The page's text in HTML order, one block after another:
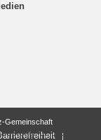
02.10.2024
Gemeinschaft